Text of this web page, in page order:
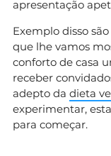
apresentação
Exemplo disso
que lhe vamos
conforto de casa
receber
adepto da dieta
experimentar,
para começar.